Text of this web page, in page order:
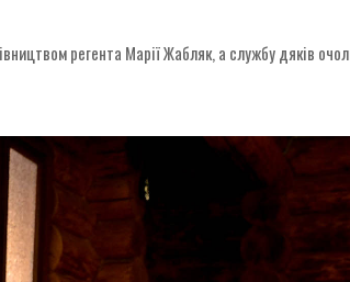
регента Марії Жабляк, а службу дяків